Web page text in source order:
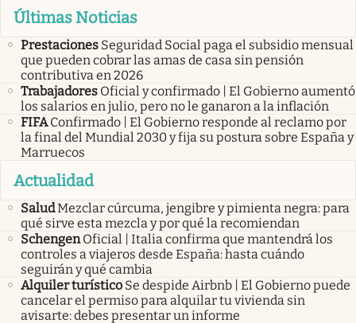
Últimas Noticias
Prestaciones Seguridad Social paga el subsidio mensual
que pueden cobrar las amas de casa sin pensión
contributiva en 2026
Trabajadores Oficial y confirmado | El Gobierno aumentó
los salarios en julio, pero no le ganaron a la inflación
FIFA Confirmado | El Gobierno responde al reclamo por
la final del Mundial 2030 y fija su postura sobre España y
Marruecos
Actualidad
SaludMezclar cúrcuma, jengibre y pimienta negra: para
qué sirve esta mezcla y por qué la recomiendan
Schengen Oficial | Italia confirma que mantendrá los
controles a viajeros desde España: hasta cuándo
seguirán y qué cambia
Alquiler turístico Se despide Airbnb | El Gobierno puede
cancelar el permiso para alquilar tu vivienda sin
avisarte: debes presentar un informe